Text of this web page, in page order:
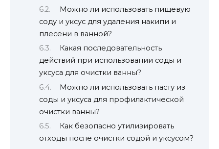
Можно ли использовать пищевую
соду и уксус для удаления накипи и
плесени в ванной?
Какая последовательность
действий при использовании соды и
уксуса для очистки ванны?
Можно ли использовать пасту из
соды и уксуса для профилактической
очистки ванны?
Как безопасно утилизировать
отходы после очистки содой и уксусом?